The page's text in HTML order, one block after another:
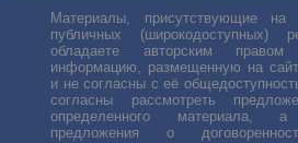
Материалы, присутствующие
публичных (широкодоступных)
обладаете авторским
информацию, размещенную на
и не согласны с её
согласны рассмотреть
определенного материала,
предложения о